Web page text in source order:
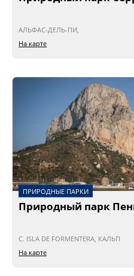
АЛЬФАС-ДЕЛЬ-ПИ,
На карте
ПРИРОДНЫЕ ПАРКИ
Природный парк
C. ISLA DE FORMENTERA, КАЛЬП
На карте